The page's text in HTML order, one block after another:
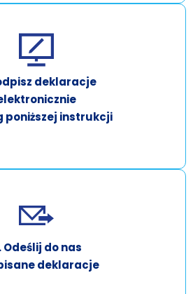
deklaracje
poniższej instrukcji
Odeślij do nas
deklaracje